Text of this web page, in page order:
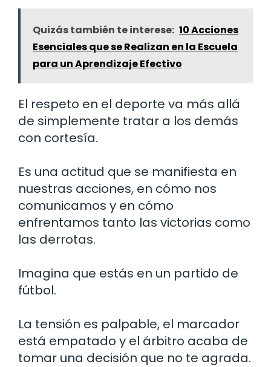
Quizás también te interese: 10 Acciones
Esenciales que se Realizan en la Escuela
para un Aprendizaje Efectivo
El respeto en el deporte va más allá
de simplemente tratar a los demás
con cortesía.
Es una actitud que se manifiesta en
nuestras acciones, en cómo nos
comunicamos y en cómo
enfrentamos tanto las victorias como
las derrotas.
Imagina que estás en un partido de
fútbol.
La tensión es palpable, el marcador
está empatado y el árbitro acaba de
tomar una decisión que no te agrada.